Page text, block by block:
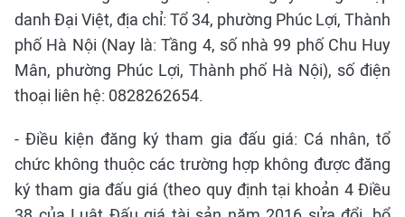
danh Đại Việt, địa chỉ: Tổ 34, phường Phúc Lợi, Thành
phố Hà Nội (Nay là: Tầng 4, số nhà 99 phố Chu Huy
Mân, phường Phúc Lợi, Thành phố Hà Nội), số điện
thoại liên hệ: 0828262654.
- Điều kiện đăng ký tham gia đấu giá: Cá nhân, tổ
chức không thuộc các trường hợp không được đăng
ký tham gia đấu giá (theo quy định tại khoản 4 Điều